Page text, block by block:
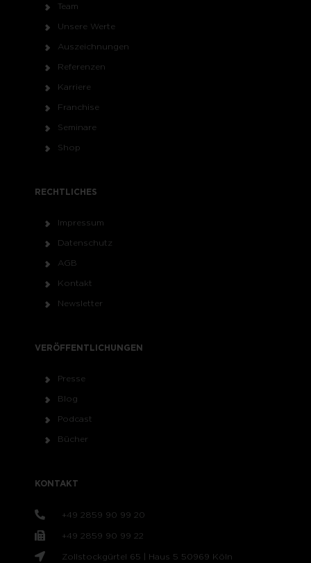
Team
Unsere Werte
Auszeichnungen
Referenzen
Karriere
Franchise
Seminare
Shop
RECHTLICHES
Impressum
Datenschutz
AGB
Kontakt
Newsletter
VERÖFFENTLICHUNGEN
Presse
Blog
Podcast
Bücher
KONTAKT
+49 2859 90 99 20
+49 2859 90 99 22
Zollstockgürtel 65 | Haus 5 50969 Köln